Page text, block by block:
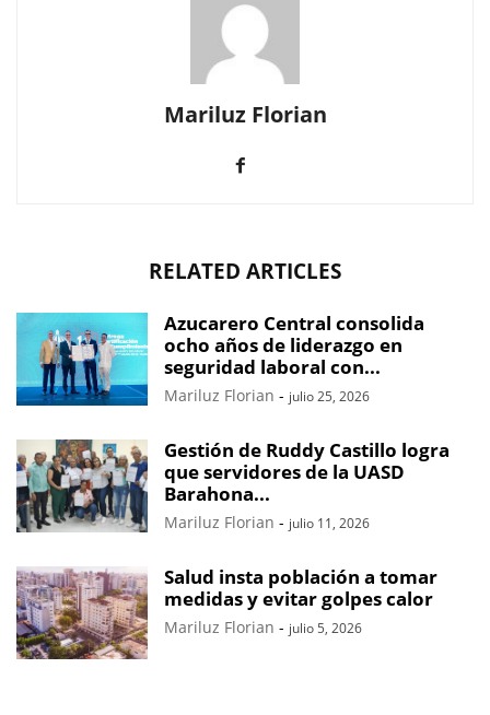
Mariluz Florian
RELATED ARTICLES
Azucarero Central consolida
ocho años de liderazgo en
seguridad laboral con...
Mariluz Florian - julio 25, 2026
Gestión de Ruddy Castillo logra
que servidores de la UASD
Barahona...
Mariluz Florian - julio 11, 2026
Salud insta población a tomar
medidas y evitar golpes calor
Mariluz Florian - julio 5, 2026